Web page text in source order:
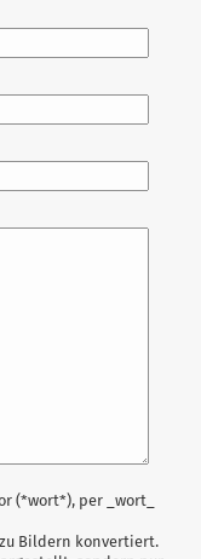
(*wort*), per _wort_
Bildern konvertiert.